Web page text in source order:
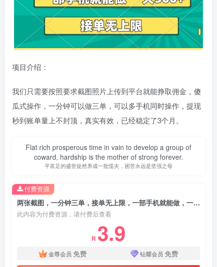
项目介绍：
我们只需要按照要求截图照片上传到平台就能挣取佣金，傻
瓜式操作，一分钟可以做三单，可以多手机同时操作，提现
秒到账单量上不封顶，真实有效，已经稳定了3个月。
Flat rich prosperous time in vain to develop a group of
coward, hardship is the mother of strong forever.
平富足的盛世徒然养成一批懦夫，困苦永远是坚强之母
两张截图，一分钟三单，接单无上限，一部手机就能做，一天5张【揭秘】
此内容为付费资源，请付费后查看
R 3.9
金尊会员 免费 钻耀会员 免费
付费资源